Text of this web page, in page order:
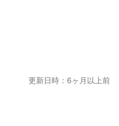
更新日時：6ヶ月以上前